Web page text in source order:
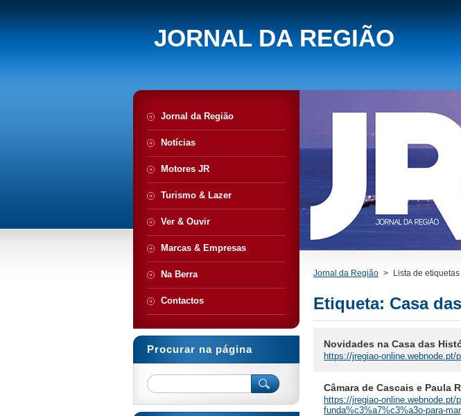
JORNAL DA REGIÃO
Jornal da Região > Lista de etiquetas
Etiqueta: Casa
Novidades na Casa das
https://jregiao-
Câmara de Cascais e Paula
https://jregiao-
funda%c3%a7%c3%a3o-para-
Jornal da Região
Notícias
Motores JR
Turismo & Lazer
Ver & Ouvir
Marcas & Empresas
Na Berra
Contactos
Procurar na página